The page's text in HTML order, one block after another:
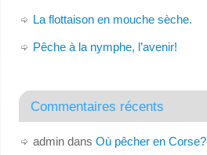
La flottaison en mouche sèche.
Pêche à la nymphe, l’avenir!
Commentaires récents
admindans Où pêcher en Corse?